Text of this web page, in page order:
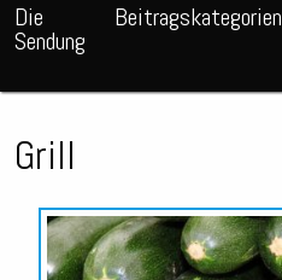
Die
Sendung
Beitragskategorien
Grill